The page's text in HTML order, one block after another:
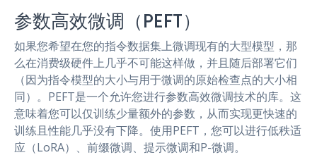
参数高效微调（PEFT）
如果您希望在您的指令数据集上微调现有的大型模型，那
么在消费级硬件上几乎不可能这样做，并且随后部署它们
（因为指令模型的大小与用于微调的原始检查点的大小相
同）。PEFT是一个允许您进行参数高效微调技术的库。这
意味着您可以仅训练少量额外的参数，从而实现更快速的
训练且性能几乎没有下降。使用PEFT，您可以进行低秩适
应（LoRA）、前缀微调、提示微调和P-微调。